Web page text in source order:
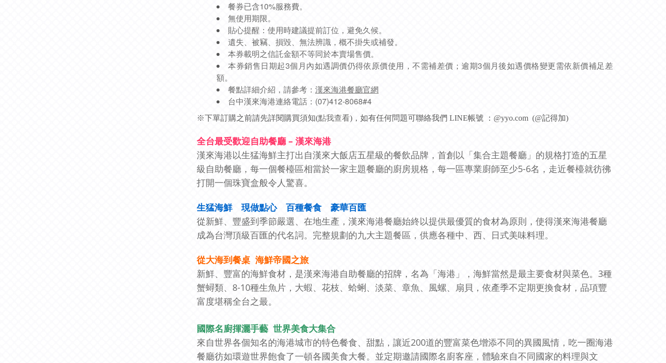
餐券已含10%服務費。
無使用期限。
貼心提醒：使用時建議提前訂位，避免久候。
遺失、被竊、損毀、無法辨識，概不掛失或補發。
本券載明之信託金額不等同於本賣場售價。
本券銷售日期起3個月內如遇調價仍得依原價使用，不需補差價；逾期3個月後如遇價格變更需依新價補足差
額。
餐點詳細介紹，請參考： 漢來海港餐廳官網
台中漢來海港連絡電話：(07)412-8068#4
※下單訂購之前請先詳閱購買須知(點我查看)，如有任何問題可聯絡我們 LINE帳號 ：@yyo.com (@記得加)
全台最受歡迎自助餐廳 – 漢來海港
漢來海港以生猛海鮮主打出自漢來大飯店五星級的餐飲品牌，首創以「集合主題餐廳」的規格打造的五星
級自助餐廳，每一個餐檯區相當於一家主題餐廳的廚房規格，每一區專業廚師至少5-6名，走近餐檯就彷彿
打開一個珠寶盒般令人驚喜。
生猛海鮮 現做點心 百種餐食 豪華百匯
從新鮮、豐盛到季節嚴選、在地生產，漢來海港餐廳始終以提供最優質的食材為原則，使得漢來海港餐廳
成為台灣頂級百匯的代名詞。完整規劃的九大主題餐區，供應各種中、西、日式美味料理。
從大海到餐桌 海鮮帝國之旅
新鮮、豐富的海鮮食材，是漢來海港自助餐廳的招牌，名為「海港」，海鮮當然是最主要食材與菜色。3種
蟹蟳類、8-10種生魚片，大蝦、花枝、蛤蜊、淡菜、章魚、風螺、扇貝，依產季不定期更換食材，品項豐
富度堪稱全台之最。
國際名廚揮灑手藝 世界美食大集合
來自世界各個知名的海港城市的特色餐食、甜點，讓近200道的豐富菜色增添不同的異國風情，吃一圈海港
餐廳彷如環遊世界飽食了一頓各國美食大餐。並定期邀請國際名廚客座，體驗來自不同國家的料理與文